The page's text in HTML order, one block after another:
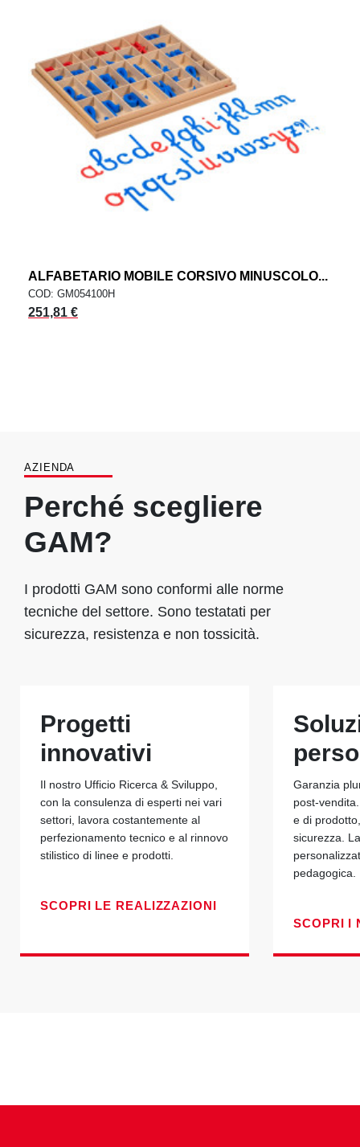
ALFABETARIO MOBILE CORSIVO MINUSCOLO...
COD: GM054100H
251,81 €
AZIENDA
Perché scegliere
GAM?
I prodotti GAM sono conformi alle norme
tecniche del settore. Sono testatati per
sicurezza, resistenza e non tossicità.
Progetti
innovativi
Il nostro Ufficio Ricerca & Sviluppo,
con la consulenza di esperti nei vari
settori, lavora costantemente al
perfezionamento tecnico e al rinnovo
stilistico di linee e prodotti.
SCOPRI LE REALIZZAZIONI
Garanzia
post-
e di
sicurezza.
pedagogica.
SCOPRI I